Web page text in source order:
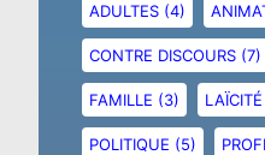
ADULTES (4)
CONTRE DISCOURS (7)
FAMILLE (3) LAÏCITÉ
POLITIQUE (5)